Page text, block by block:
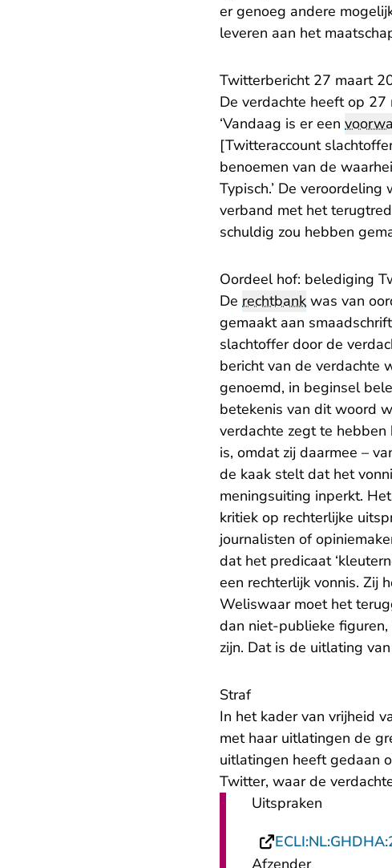
er genoeg andere
leveren aan het
Twitterbericht 27 maart
De verdachte heeft op
‘Vandaag is er een
[Twitteraccount
benoemen van de
Typisch.’ De
verband met het
schuldig zou hebben
Oordeel hof: belediging
De rechtbank was van
gemaakt aan
slachtoffer door de
bericht van de verdachte
genoemd, in beginsel
betekenis van dit woord
verdachte zegt te
is, omdat zij daarmee –
de kaak stelt dat het
meningsuiting inperkt.
kritiek op rechterlijke
journalisten of
dat het predicaat
een rechterlijk vonnis. Zij
Weliswaar moet het
dan niet-publieke
zijn. Dat is de uitlating
Straf
In het kader van vrijheid
met haar uitlatingen de
uitlatingen heeft gedaan
Twitter, waar de
Uitspraken
Afzender